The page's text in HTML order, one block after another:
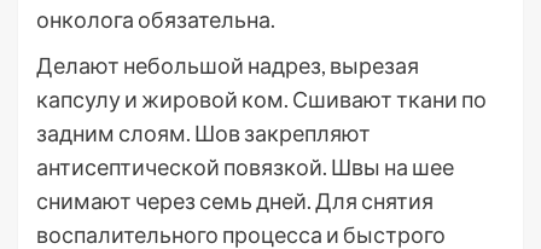
онколога обязательна.
Делают небольшой надрез, вырезая
капсулу и жировой ком. Сшивают ткани по
задним слоям. Шов закрепляют
антисептической повязкой. Швы на шее
снимают через семь дней. Для снятия
воспалительного процесса и быстрого